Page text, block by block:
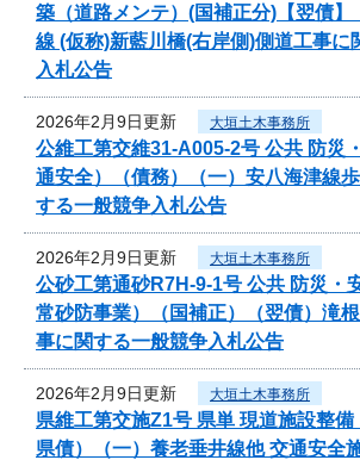
築（道路メンテ）(国補正分)【翌債】
線 (仮称)新藍川橋(右岸側)側道工事に
入札公告
2026年2月9日更新 大垣土木事務所
公維工第交維31-A005-2号 公共 防災
通安全）（債務）（一）安八海津線
する一般競争入札公告
2026年2月9日更新 大垣土木事務所
公砂工第通砂R7H-9-1号 公共 防災・
常砂防事業）（国補正）（翌債）滝
事に関する一般競争入札公告
2026年2月9日更新 大垣土木事務所
県維工第交施Z1号 県単 現道施設整備
県債）（一）養老垂井線他 交通安全